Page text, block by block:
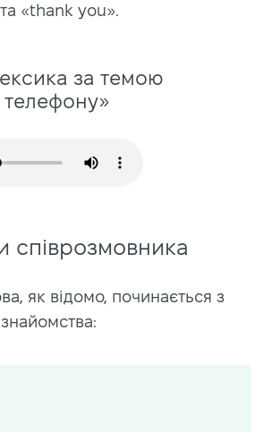
«thank you».
за темою
співрозмовника
як відомо, починається з